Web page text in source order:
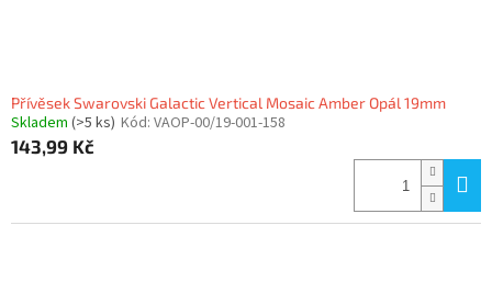
Přívěsek Swarovski Galactic Vertical Mosaic Amber Opál 19mm
Skladem (>5 ks) Kód: VAOP-00/19-001-158
143,99 Kč